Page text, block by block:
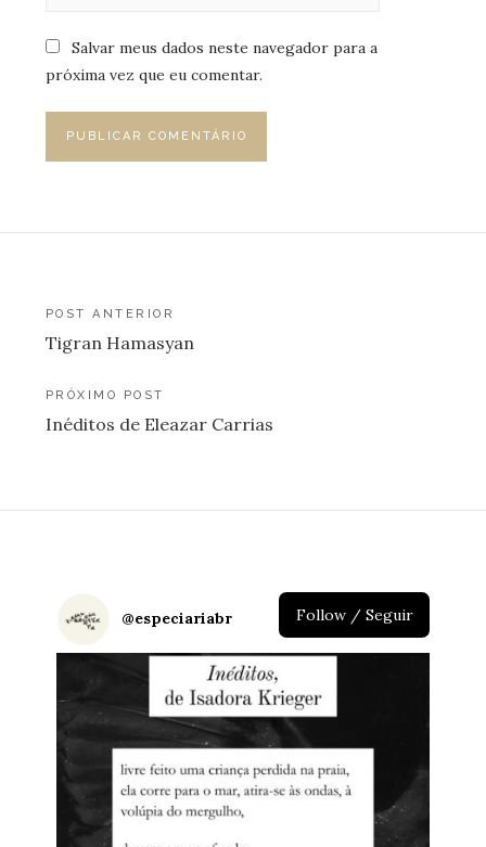
Salvar meus dados neste navegador para a
próxima vez que eu comentar.
Navegação
de
Post
POST ANTERIOR
Tigran Hamasyan
PRÓXIMO POST
Inéditos de Eleazar Carrias
@especiariabr Follow / Seguir